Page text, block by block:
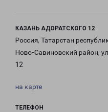
КАЗАНЬ АДОРАТСКОГО 12
Россия, Татарстан
Ново-Савиновский район,
12
на карте
ТЕЛЕФОН